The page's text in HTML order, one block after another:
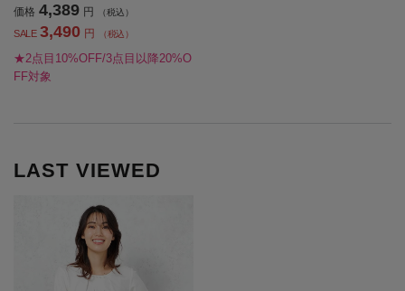
価格 4,389 円 （税込）
SALE 3,490 円 （税込）
★2点目10%OFF/3点目以降20%O
FF対象
LAST VIEWED